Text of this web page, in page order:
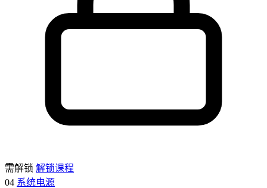
需解锁 解锁课程
04 系统电源